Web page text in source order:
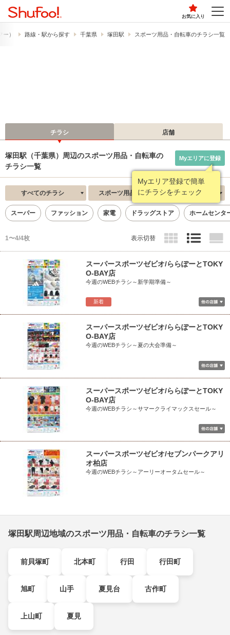
お気に入り
） 路線・駅から探す 千葉県 塚田駅 スポーツ用品・自転車のチラシ一覧
チラシ 店舗
塚田駅（千葉県）周辺のスポーツ用品・自転車の
チラシ一覧
Myエリア登録で簡単
にチラシをチェック
Myエリアに登録
すべてのチラシ スポーツ用品・自転車 新着順
スーパー ファッション 家電 ドラッグストア ホームセンタ
1〜4/4枚 表示切替
新着
スーパースポーツゼビオ/ららぽーとTOKY
O-BAY店
今週のWEBチラシ～新学期準備～
スーパースポーツゼビオ/ららぽーとTOKY
O-BAY店
今週のWEBチラシ～夏の大会準備～
スーパースポーツゼビオ/ららぽーとTOKY
O-BAY店
今週のWEBチラシ～サマークライマックスセール～
スーパースポーツゼビオ/セブンパークアリ
オ柏店
今週のWEBチラシ～アーリーオータムセール～
塚田駅周辺地域のスポーツ用品・自転車のチラシ一覧
前貝塚町 北本町 行田 行田町
旭町 山手 夏見台 古作町
上山町 夏見